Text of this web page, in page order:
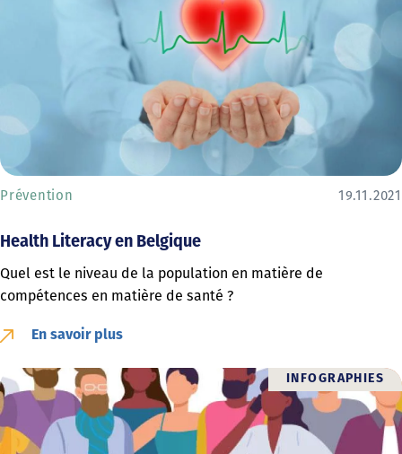
Health Literacy en Belgique
Prévention 19.11.2021
Quel est le niveau de la population en matière de
compétences en matière de santé ?
En savoir plus
INFOGRAPHIES